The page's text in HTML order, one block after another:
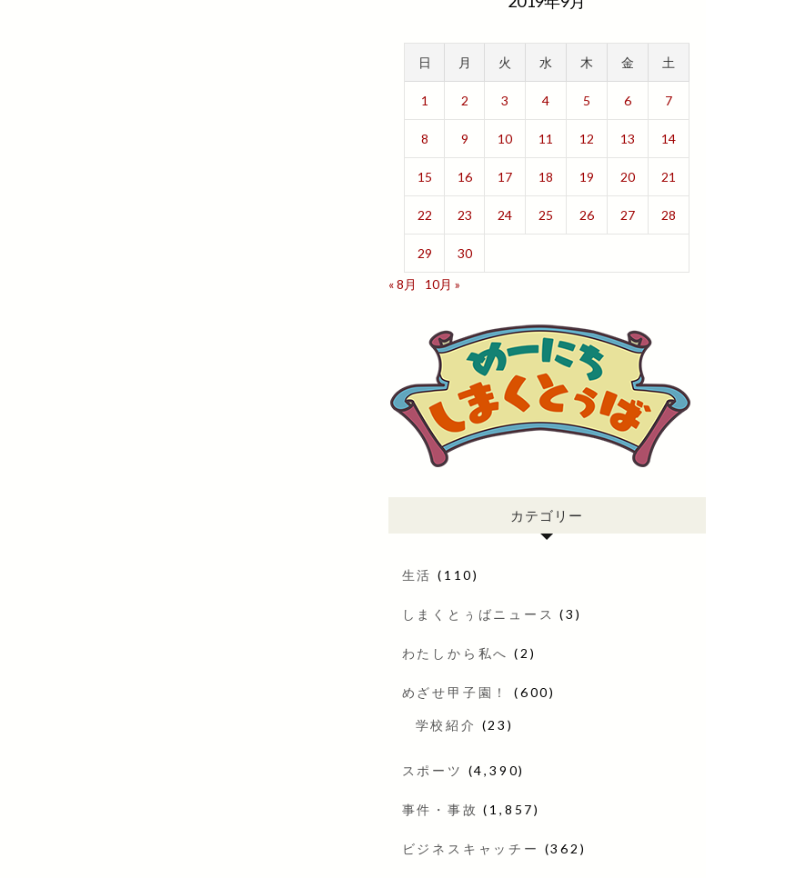
日 月 火 水 木 金 土
1 2 3 4 5 6 7
8 9 10 11 12 13 14
15 16 17 18 19 20 21
22 23 24 25 26 27 28
29
30
« 8月
10月 »
カテゴリー
生活 (110)
しまくとぅばニュース (3)
わたしから私へ (2)
めざせ甲子園！ (600)
学校紹介 (23)
スポーツ (4,390)
事件・事故 (1,857)
ビジネスキャッチー (362)